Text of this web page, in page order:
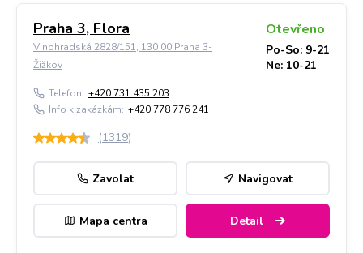
Praha 3, Flora
Vinohradská 2828/151, 130 00 Praha 3-
Žižkov
Otevřeno
Po-So: 9-21
Ne: 10-21
Telefon: +420 731 435 203
Info k zakázkám: +420 778 776 241
(1319)
Zavolat Navigovat
Mapa centra Detail